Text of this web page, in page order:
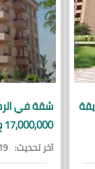
شقة في
17,000,000 ج
آخر تحديث: 19